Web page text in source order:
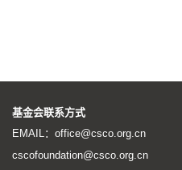
基金会联系方式
EMAIL：office@csco.org.cn
cscofoundation@csco.org.cn